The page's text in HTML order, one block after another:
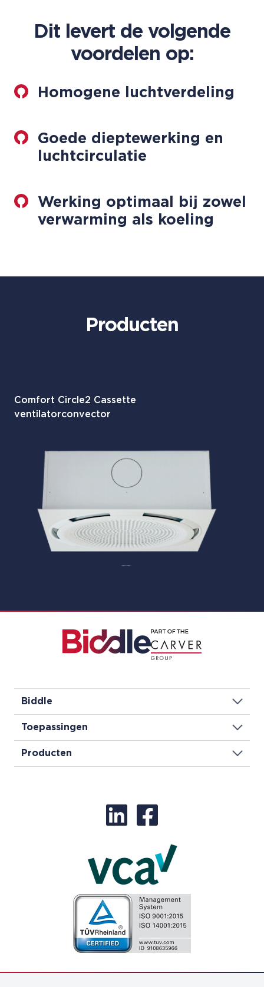
Dit levert de volgende
voordelen op:
Homogene luchtverdeling
Goede dieptewerking en
luchtcirculatie
Werking optimaal bij zowel
verwarming als koeling
Producten
Comfort Circle2 Cassette
ventilatorconvector
Biddle
Toepassingen
Producten